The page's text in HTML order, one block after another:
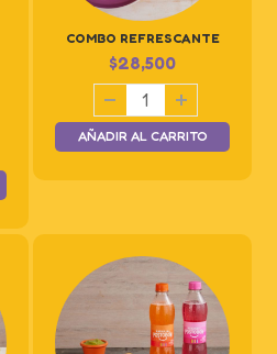
COMBO REFRESCANTE
$28,500
AÑADIR AL CARRITO